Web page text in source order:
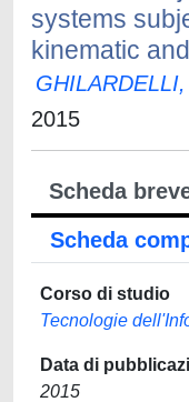
systems
kinematic
2015
Scheda
Scheda
Corso di studio
Tecnologie
Data di
2015